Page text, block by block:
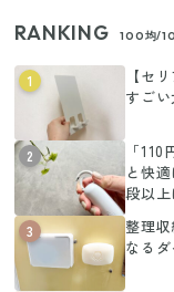
RANKING 100均/
1
【セ
すご
2
「
と快
段以
3
整理
なる